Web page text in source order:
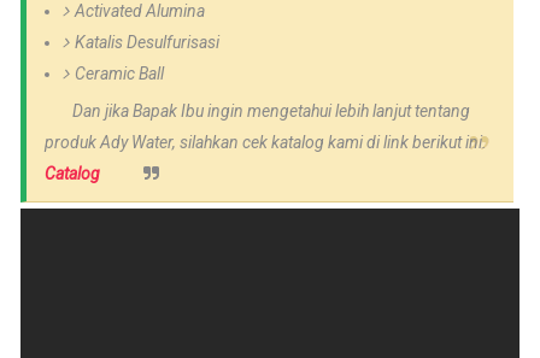
Activated Alumina
Katalis Desulfurisasi
Ceramic Ball
Dan jika Bapak Ibu ingin mengetahui lebih lanjut tentang
produk Ady Water, silahkan cek katalog kami di link berikut ini.
Catalog